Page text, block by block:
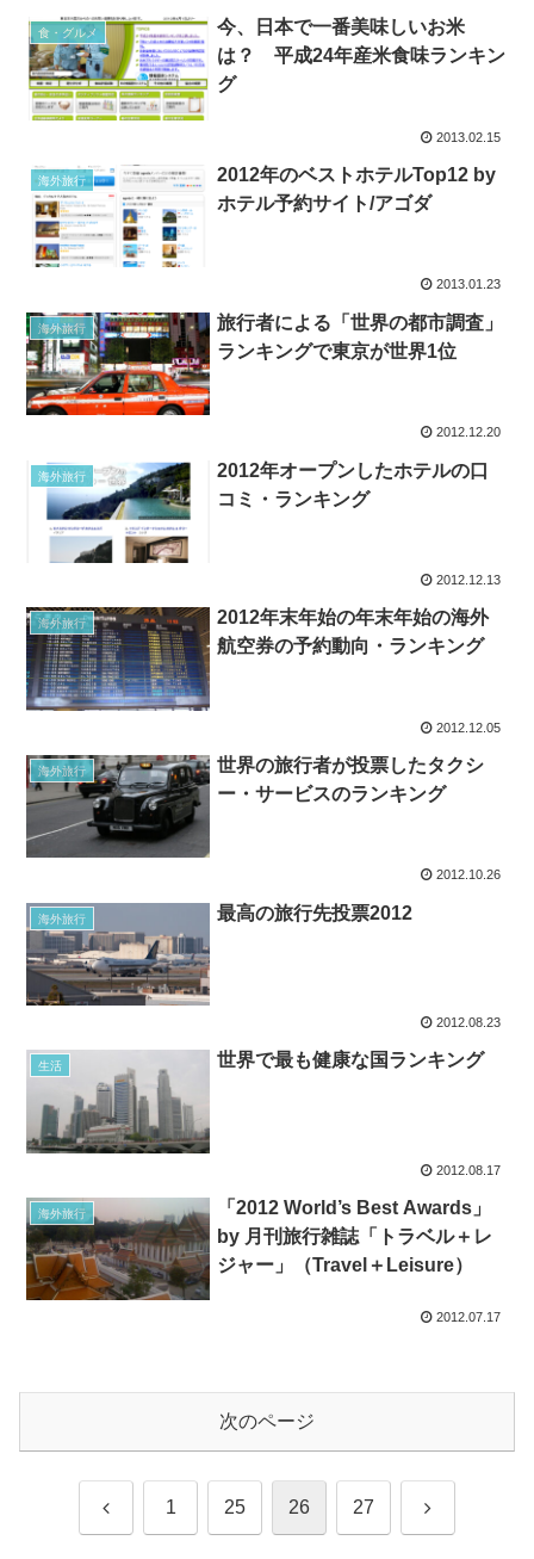
食・グルメ
今、日本で一番美味しいお米
は？ 平成24年産米食味ランキン
グ
2013.02.15
海外旅行
2012年のベストホテルTop12 by
ホテル予約サイト/アゴダ
2013.01.23
海外旅行
旅行者による「世界の都市調査」
ランキングで東京が世界1位
2012.12.20
海外旅行
2012年オープンしたホテルの口
コミ・ランキング
2012.12.13
海外旅行
2012年末年始の年末年始の海外
航空券の予約動向・ランキング
2012.12.05
海外旅行
世界の旅行者が投票したタクシ
ー・サービスのランキング
2012.10.26
海外旅行 最高の旅行先投票2012
2012.08.23
生活 世界で最も健康な国ランキング
2012.08.17
海外旅行
「2012 World’s Best Awards」
by 月刊旅行雑誌「トラベル＋レ
ジャー」（Travel＋Leisure）
2012.07.17
次のページ
前 1 25 26 27 次